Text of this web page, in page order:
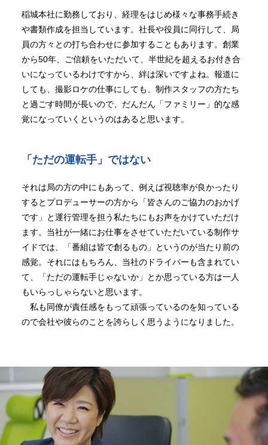
稲城本社に勤務しており、経理をはじめ様々な事務手続き
や書類作成を担当しています。社長や役員に同行して、局
員の方々との打ち合わせに参加することもあります。創業
から50年、ご信頼をいただいて、半世紀を超えるお付き合
いになっているわけですから、絆は深いですよね。報道に
しても、撮影ロケの仕事にしても、制作スタッフの方たち
と過ごす時間が長いので、だんだん「ファミリー」的な感
覚になっていくというのはあると思います。
「ただの運転手」ではない
それは局の方の中にもあって、例えば視聴率が良かったり
するとプロデューサーの方から「皆さんのご協力のおかげ
です」と運行管理を担う私たちにもお声をかけていただけ
ます。当社が一緒にお仕事をさせていただいている制作サ
イドでは、「番組は皆で創るもの」というのが当たり前の
感覚。それにはもちろん、当社のドライバーも含まれてい
て、「ただの運転手じゃないか」とか思っている方は一人
もいらっしゃらないと思います。
私も同僚が責任感をもって頑張っているのを知っている
ので会社や彼らのことを誇らしく思うようになりました。